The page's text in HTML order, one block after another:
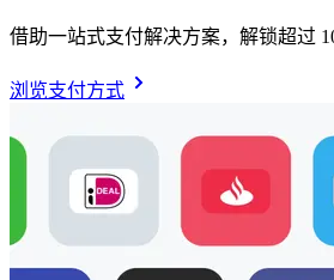
借助一站式支付解决方案，解锁超过
浏览支付方式